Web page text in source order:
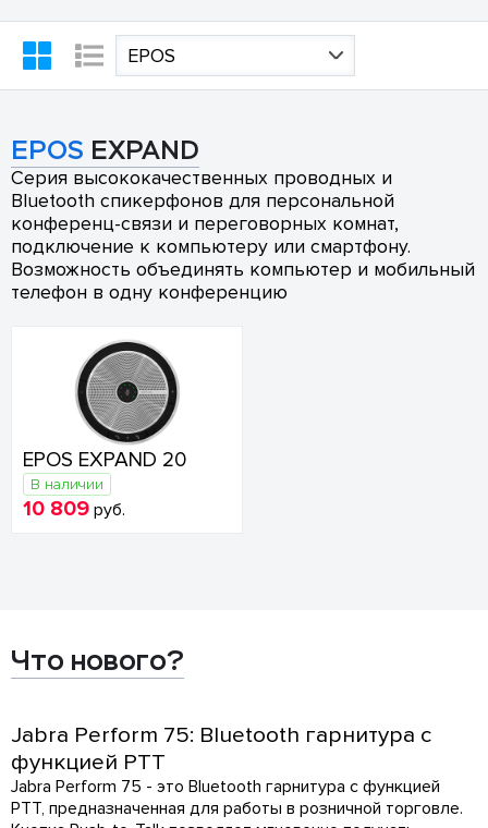
EPOS
EPOS EXPAND
Серия высококачественных проводных и
Bluetooth спикерфонов для персональной
конференц-связи и переговорных комнат,
подключение к компьютеру или смартфону.
Возможность объединять компьютер и мобильный
телефон в одну конференцию
EPOS EXPAND 20
В наличии
10 809 руб.
Что нового?
Jabra Perform 75: Bluetooth гарнитура с
функцией PTT
Jabra Perform 75 - это Bluetooth гарнитура с функцией
PTT, предназначенная для работы в розничной торговле.